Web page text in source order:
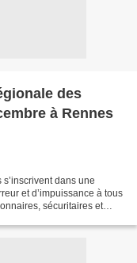
des
à Rennes
dans une
et d’impuissance à tous
sécuritaires et